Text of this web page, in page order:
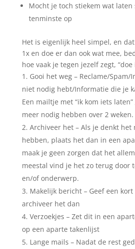
Mocht je toch stiekem wat
tenminste op
Het is eigenlijk heel simpel, en
1x en doe er dan ook wat mee,
hoe vaak je tegen jezelf zegt, “doe
Gooi het weg – Reclame/
niet nodig hebt/Informatie die je
Een mailtje met “ik kom iets
meer nodig hebben over 2 weken.
Archiveer het – Als je denkt het
hebben, plaats het dan in een
maak je geen zorgen dat het
meestal vind je het zo terug door
en/of onderwerp.
Makelijk bericht – Geef een
archiveer het dan
Verzoekjes – Zet dit in een
op een aparte takenlijst
Lange mails – Nadat de rest